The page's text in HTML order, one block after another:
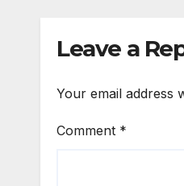
Leave a
Your email address
Comment *